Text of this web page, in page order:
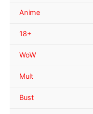
Anime
18+
WoW
Mult
Bust